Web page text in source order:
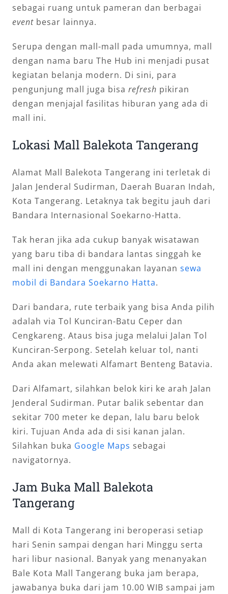
sebagai ruang untuk pameran dan berbagai
eventbesar lainnya.
Serupa dengan mall-mall pada umumnya, mall
dengan nama baru The Hub ini menjadi pusat
kegiatan belanja modern. Di sini, para
pengunjung mall juga bisa refresh pikiran
dengan menjajal fasilitas hiburan yang ada di
mall ini.
Lokasi Mall Balekota Tangerang
Alamat Mall Balekota Tangerang ini terletak di
Jalan Jenderal Sudirman, Daerah Buaran Indah,
Kota Tangerang. Letaknya tak begitu jauh dari
Bandara Internasional Soekarno-Hatta.
Tak heran jika ada cukup banyak wisatawan
yang baru tiba di bandara lantas singgah ke
mall ini dengan menggunakan layanan sewa
mobil di Bandara Soekarno Hatta.
Dari bandara, rute terbaik yang bisa Anda pilih
adalah via Tol Kunciran-Batu Ceper dan
Cengkareng. Ataus bisa juga melalui Jalan Tol
Kunciran-Serpong. Setelah keluar tol, nanti
Anda akan melewati Alfamart Benteng Batavia.
Dari Alfamart, silahkan belok kiri ke arah Jalan
Jenderal Sudirman. Putar balik sebentar dan
sekitar 700 meter ke depan, lalu baru belok
kiri. Tujuan Anda ada di sisi kanan jalan.
Silahkan buka Google Maps sebagai
navigatornya.
Jam Buka Mall Balekota
Tangerang
Mall di Kota Tangerang ini beroperasi setiap
hari Senin sampai dengan hari Minggu serta
hari libur nasional. Banyak yang menanyakan
Bale Kota Mall Tangerang buka jam berapa,
jawabanya buka dari jam 10.00 WIB sampai jam